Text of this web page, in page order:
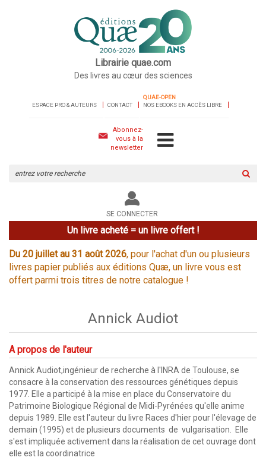
Librairie quae.com
Des livres au cœur des sciences
ESPACE PRO & AUTEURS CONTACT
QUAE-OPEN
NOS EBOOKS EN ACCÈS LIBRE
Abonnez-
vous à la
newsletter
le
site
SE CONNECTER
Un livre acheté = un livre offert !
Du 20 juillet au 31 août 2026, pour l'achat d'un ou plusieurs
livres papier publiés aux éditions Quæ, un livre vous est
offert parmi trois titres de notre catalogue !
Annick Audiot
A propos de l'auteur
Annick Audiot,ingénieur de recherche à l'lNRA de Toulouse, se
consacre à la conservation des ressources génétiques depuis
1977. Elle a participé à la mise en place du Conservatoire du
Patrimoine Biologique Régional de Midi-Pyrénées qu'elle anime
depuis 1989. Elle est l'auteur du livre Races d'hier pour l'élevage de
demain (1995) et de plusieurs documents de vulgarisation. Elle
s'est impliquée activement dans la réalisation de cet ouvrage dont
elle est la coordinatrice